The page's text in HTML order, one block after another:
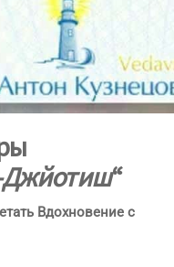
Джйотиш“
Вдохновение с